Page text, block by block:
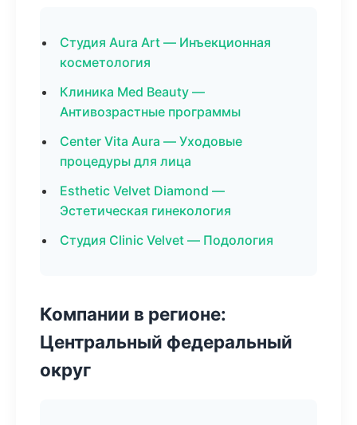
Студия Aura Art — Инъекционная
косметология
Клиника Med Beauty —
Антивозрастные программы
Center Vita Aura — Уходовые
процедуры для лица
Esthetic Velvet Diamond —
Эстетическая гинекология
Студия Clinic Velvet — Подология
Компании в регионе:
Центральный федеральный
округ